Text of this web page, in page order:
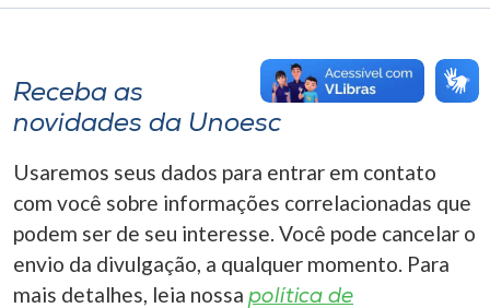
Receba as
novidades da Unoesc
Usaremos seus dados para entrar em contato
com você sobre informações correlacionadas que
podem ser de seu interesse. Você pode cancelar o
envio da divulgação, a qualquer momento. Para
mais detalhes, leia nossa política de